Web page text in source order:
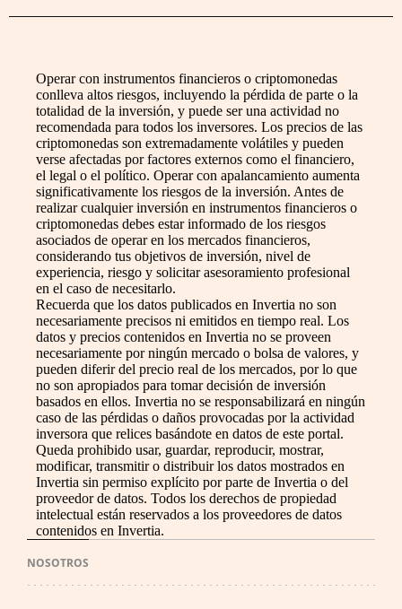
Operar con instrumentos financieros o criptomonedas
conlleva altos riesgos, incluyendo la pérdida de parte o la
totalidad de la inversión, y puede ser una actividad no
recomendada para todos los inversores. Los precios de las
criptomonedas son extremadamente volátiles y pueden
verse afectadas por factores externos como el financiero,
el legal o el político. Operar con apalancamiento aumenta
significativamente los riesgos de la inversión. Antes de
realizar cualquier inversión en instrumentos financieros o
criptomonedas debes estar informado de los riesgos
asociados de operar en los mercados financieros,
considerando tus objetivos de inversión, nivel de
experiencia, riesgo y solicitar asesoramiento profesional
en el caso de necesitarlo.
Recuerda que los datos publicados en Invertia no son
necesariamente precisos ni emitidos en tiempo real. Los
datos y precios contenidos en Invertia no se proveen
necesariamente por ningún mercado o bolsa de valores, y
pueden diferir del precio real de los mercados, por lo que
no son apropiados para tomar decisión de inversión
basados en ellos. Invertia no se responsabilizará en ningún
caso de las pérdidas o daños provocadas por la actividad
inversora que relices basándote en datos de este portal.
Queda prohibido usar, guardar, reproducir, mostrar,
modificar, transmitir o distribuir los datos mostrados en
Invertia sin permiso explícito por parte de Invertia o del
proveedor de datos. Todos los derechos de propiedad
intelectual están reservados a los proveedores de datos
contenidos en Invertia.
NOSOTROS